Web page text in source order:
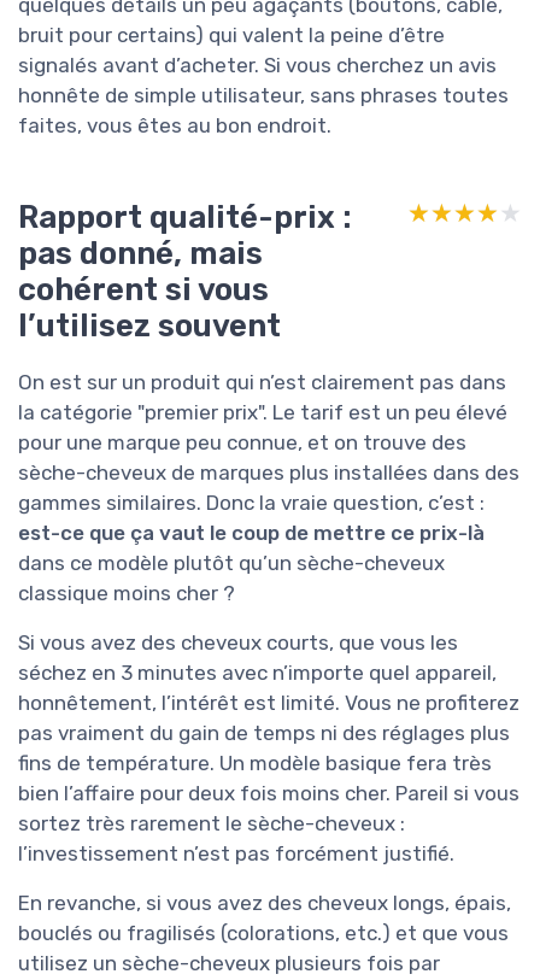
quelques détails un peu agaçants (boutons, câble,
bruit pour certains) qui valent la peine d’être
signalés avant d’acheter. Si vous cherchez un avis
honnête de simple utilisateur, sans phrases toutes
faites, vous êtes au bon endroit.
Rapport qualité-prix :
pas donné, mais
cohérent si vous
l’utilisez souvent
★★★★★
★★★★★
On est sur un produit qui n’est clairement pas dans
la catégorie "premier prix". Le tarif est un peu élevé
pour une marque peu connue, et on trouve des
sèche-cheveux de marques plus installées dans des
gammes similaires. Donc la vraie question, c’est :
est-ce que ça vaut le coup de mettre ce prix-là
dans ce modèle plutôt qu’un sèche-cheveux
classique moins cher ?
Si vous avez des cheveux courts, que vous les
séchez en 3 minutes avec n’importe quel appareil,
honnêtement, l’intérêt est limité. Vous ne profiterez
pas vraiment du gain de temps ni des réglages plus
fins de température. Un modèle basique fera très
bien l’affaire pour deux fois moins cher. Pareil si vous
sortez très rarement le sèche-cheveux :
l’investissement n’est pas forcément justifié.
En revanche, si vous avez des cheveux longs, épais,
bouclés ou fragilisés (colorations, etc.) et que vous
utilisez un sèche-cheveux plusieurs fois par